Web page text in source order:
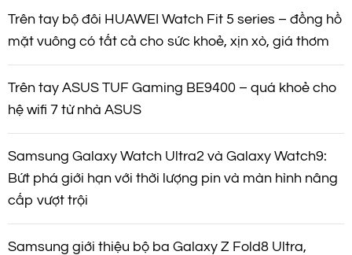
Trên tay bộ đôi HUAWEI Watch Fit 5 series – đồng hồ
mặt vuông có tất cả cho sức khoẻ, xịn xò, giá thơm
Trên tay ASUS TUF Gaming BE9400 – quá khoẻ cho
hệ wifi 7 từ nhà ASUS
Samsung Galaxy Watch Ultra2 và Galaxy Watch9:
Bứt phá giới hạn với thời lượng pin và màn hình nâng
cấp vượt trội
Samsung giới thiệu bộ ba Galaxy Z Fold8 Ultra,